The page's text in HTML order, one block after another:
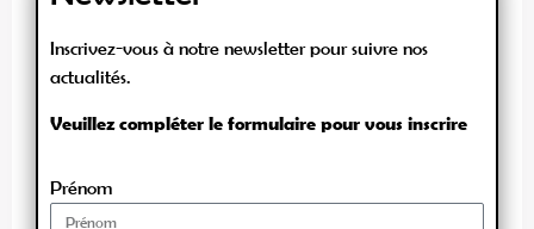
Inscrivez-vous à notre newsletter pour suivre nos
actualités.
Veuillez compléter le formulaire pour vous inscrire
Prénom